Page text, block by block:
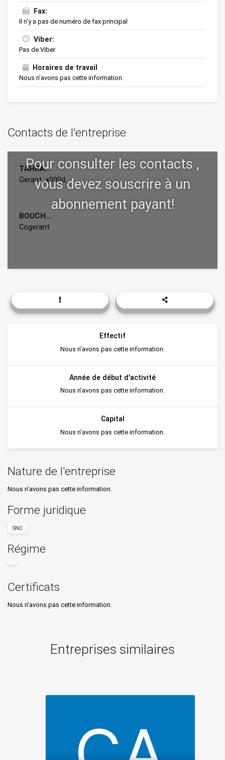
Fax:
Il n'y a pas de numéro de fax principal
Viber:
Pas de Viber
Horaires de travail
Nous n’avons pas cette information.
Contacts de l'entreprise
TAHRA...
Gerant_x000d_
BOUCH...
Cogerant
Effectif
Nous n’avons pas cette information.
Année de début d'activité
Nous n’avons pas cette information.
Capital
Nous n’avons pas cette information.
Nature de l'entreprise
Nous n’avons pas cette information.
Forme juridique
SNC
Régime
Certificats
Nous n’avons pas cette information.
Entreprises similaires